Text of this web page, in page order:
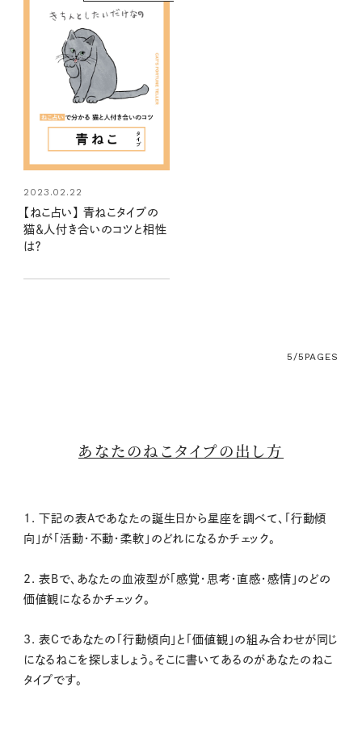
2023.02.22
【ねこ占い】 青ねこタイプの
猫＆人付き合いのコツと相性
は？
5/5 PAGES
あなたのねこタイプの出し方
1. 下記の表Aであなたの誕生日から星座を調べて、「行動傾
向」が「活動・不動・柔軟」のどれになるかチェック。
2. 表Bで、あなたの血液型が「感覚・思考・直感・感情」のどの
価値観になるかチェック。
3. 表Cであなたの「行動傾向」と「価値観」の組み合わせが同じ
になるねこを探しましょう。そこに書いてあるのがあなたのねこ
タイプです。